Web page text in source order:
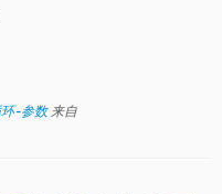
-参数 来自